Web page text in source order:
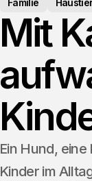
Familie
Mit
Ein Hund,
Kinder im